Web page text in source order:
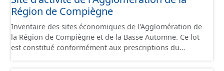
Région de Compiègne
Inventaire des sites économiques de l'Agglomération de
la Région de Compiègne et de la Basse Automne. Ce lot
est constitué conformément aux prescriptions du